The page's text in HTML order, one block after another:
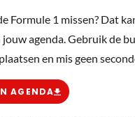
Formule 1 missen? Dat
agenda. Gebruik de
en mis geen
AGENDA